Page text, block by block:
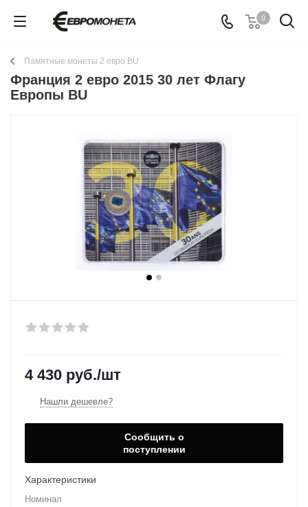
0
Памятные монеты 2 евро BU
Франция 2 евро 2015 30 лет Флагу
Европы BU
4 430 руб./шт
Нашли дешевле?
Сообщить о
поступлении
Характеристики
Номинал